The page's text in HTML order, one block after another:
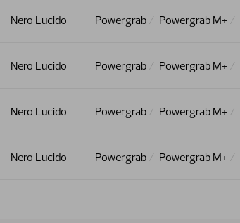
Nero Lucido Powergrab Powergrab M+
Nero Lucido Powergrab Powergrab M+
Nero Lucido Powergrab Powergrab M+
Nero Lucido Powergrab Powergrab M+